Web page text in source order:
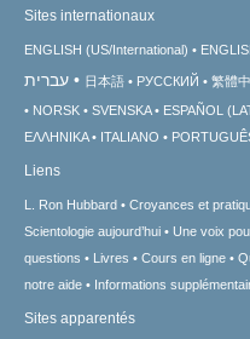
Sites internationaux
ENGLISH (US/International)
עברית 日本語 РУССКИЙ 繁體
NORSK
SVENSKA ESPAÑOL
ΕΛΛΗΝΙΚA
ITALIANO
Liens
L. Ron Hubbard Croyances et
Scientologie aujourd’hui
Une voix
questions
Livres Cours en ligne
notre aide
Informations
Sites apparentés